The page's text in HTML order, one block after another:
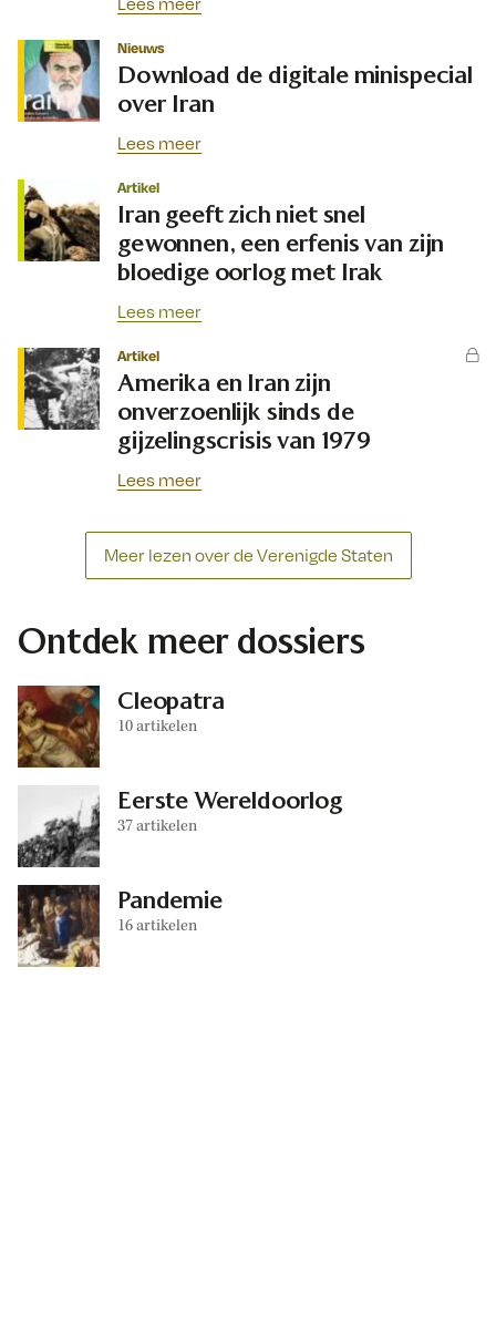
Nieuws
Download de digitale minispecial
over Iran
Lees meer
Artikel
Iran geeft zich niet snel
gewonnen, een erfenis van zijn
bloedige oorlog met Irak
Lees meer
Artikel
Amerika en Iran zijn
onverzoenlijk sinds de
gijzelingscrisis van 1979
Lees meer
Meer lezen over de Verenigde Staten
Ontdek meer dossiers
Cleopatra
10 artikelen
Eerste Wereldoorlog
37 artikelen
Pandemie
16 artikelen